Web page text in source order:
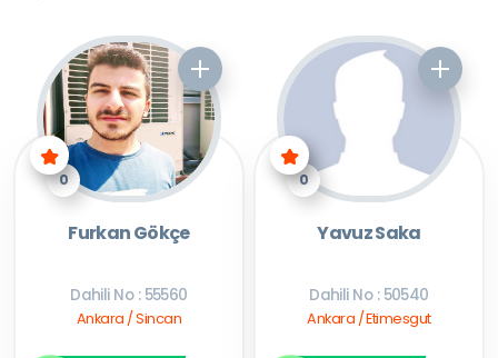
0
Furkan Gökçe
Dahili No : 55560
Ankara / Sincan
0
Yavuz Saka
Dahili No : 50540
Ankara / Etimesgut